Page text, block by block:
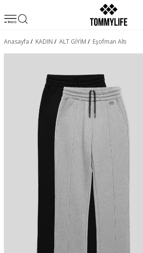
Anasayfa / KADIN / ALT GİYİM / Eşofman Altı